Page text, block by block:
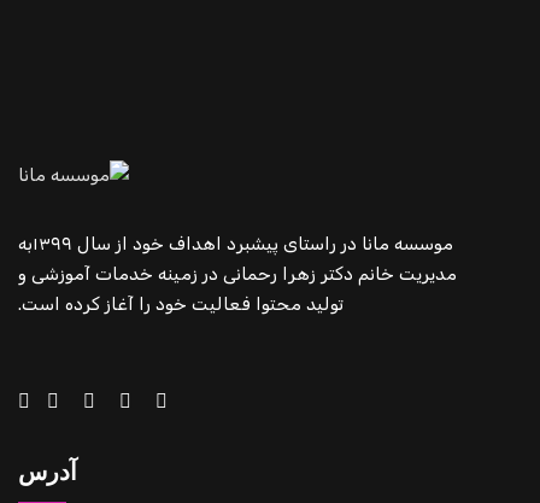
موسسه مانا در راستای پیشبرد اهداف خود از سال ۱۳۹۹به
مدیریت خانم دکتر زهرا رحمانی در زمینه خدمات آموزشی و
تولید محتوا فعالیت خود را آغاز کرده است.
آدرس